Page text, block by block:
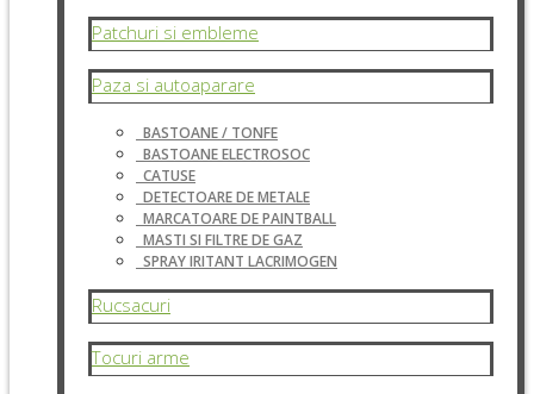
Patchuri si embleme
Paza si autoaparare
BASTOANE / TONFE
BASTOANE ELECTROSOC
CATUSE
DETECTOARE DE METALE
MARCATOARE DE PAINTBALL
MASTI SI FILTRE DE GAZ
SPRAY IRITANT LACRIMOGEN
Rucsacuri
Tocuri arme